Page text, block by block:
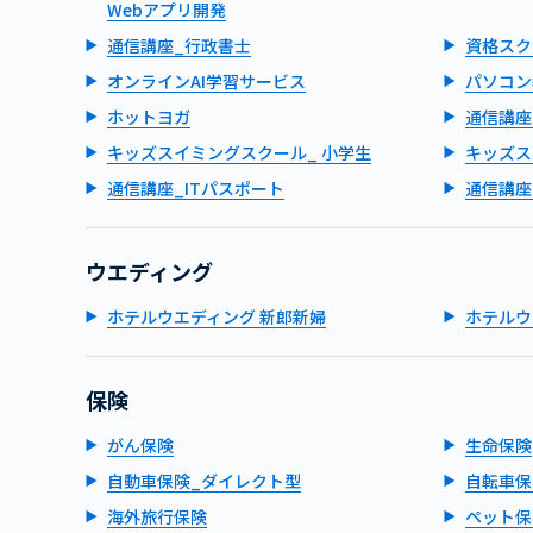
Webアプリ開発
通信講座_行政書士
資格ス
オンラインAI学習サービス
パソコ
ホットヨガ
通信講
キッズスイミングスクール_ 小学生
キッズ
通信講座_ITパスポート
通信講
ウエディング
ホテルウエディング 新郎新婦 ホテル
保険
がん保険
生命保険
自動車保険_ダイレクト型
自転車
海外旅行保険
ペット